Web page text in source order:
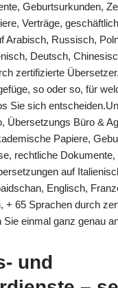
Geburtsurkunden,
Verträge,
Arabisch, Russisch,
Deutsch,
zertifizierte
so oder so, für
Sie sich
Übersetzungs Büro &
Papiere,
rechtliche
auf
Englisch,
+ 65 Sprachen durch
einmal ganz genau
und